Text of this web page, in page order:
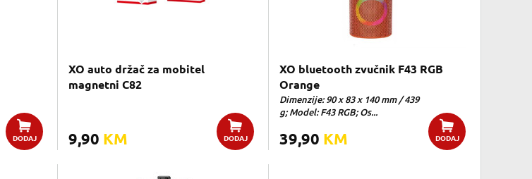
DODAJ
XO auto držač za mobitel
magnetni C82
9,90 KM DODAJ
XO bluetooth zvučnik F43 RGB
Orange
Dimenzije: 90 x 83 x 140 mm / 439
g; Model: F43 RGB; Os...
39,90 KM DODAJ